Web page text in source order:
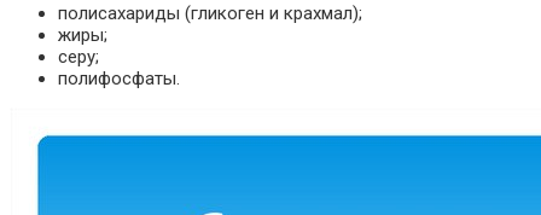
полисахариды (гликоген и крахмал);
жиры;
серу;
полифосфаты.